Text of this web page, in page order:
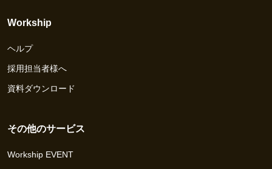
Workship
ヘルプ
採用担当者様へ
資料ダウンロード
その他のサービス
Workship EVENT